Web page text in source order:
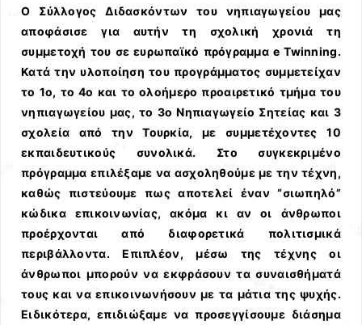
Ο Σύλλογος Διδασκόντων του νηπιαγωγείου μας
αποφάσισε για αυτήν τη σχολική χρονιά τη
συμμετοχή του σε ευρωπαϊκό πρόγραμμα e Twinning.
Κατά την υλοποίηση του προγράμματος συμμετείχαν
το 1ο, το 4ο και το ολοήμερο προαιρετικό τμήμα του
νηπιαγωγείου μας, το 3ο Νηπιαγωγείο Σητείας και 3
σχολεία από την Τουρκία, με συμμετέχοντες 10
εκπαιδευτικούς συνολικά. Στο συγκεκριμένο
πρόγραμμα επιλέξαμε να ασχοληθούμε με την τέχνη,
καθώς πιστεύουμε πως αποτελεί έναν “σιωπηλό”
κώδικα επικοινωνίας, ακόμα κι αν οι άνθρωποι
προέρχονται από διαφορετικά πολιτισμικά
περιβάλλοντα. Επιπλέον, μέσω της τέχνης οι
άνθρωποι μπορούν να εκφράσουν τα συναισθήματά
τους και να επικοινωνήσουν με τα μάτια της ψυχής.
Ειδικότερα, επιδιώξαμε να προσεγγίσουμε διάσημα